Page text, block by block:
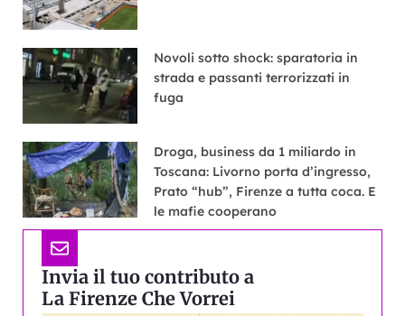
Novoli sotto shock: sparatoria in
strada e passanti terrorizzati in
fuga
Droga, business da 1 miliardo in
Toscana: Livorno porta d’ingresso,
Prato “hub”, Firenze a tutta coca. E
le mafie cooperano
Invia il tuo contributo a
La Firenze Che Vorrei